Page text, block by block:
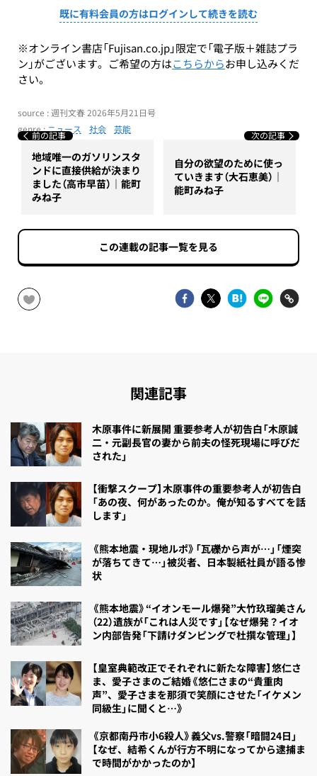
既に有料会員の方はログインして続きを読む
※オンライン書店「Fujisan.co.jp」限定で「電子版＋雑誌プラ
ン」がございます。ご希望の方はこちらからお申し込みくだ
さい。
source : 週刊文春 2026年5月21日号
genre :ニュース 社会 芸能
前の記事
地域唯一のガソリンスタ
ンドに直接供給が決まり
ました（高市早苗）｜能町
みね子
次の記事
自分の欲望のために使っ
ていきます（大石恵美）｜
能町みね子
この連載の記事一覧を見る
関連記事
木原事件に新展開 重要参考人が初告白「木原誠
二・元副長官の妻から前夫の怪死現場に呼びだ
された」
【衝撃スクープ】木原事件の重要参考人が初告白
「あの夜、何があったのか。俺が知るすべてを話
します」
《熊本地震・現地ルポ》「瓦礫から声が…」「煙突
が落ちてきて…」被災者、日本製紙社員が語る惨
状
《熊本地震》“イオンモール爆発”大竹玖瑠美さん
（22）遺族が「これは人災です」【なぜ爆発？イオ
ン内部告発「下請けダンピングで杜撰な管理」】
【皇室典範改正でそれぞれに新たな障害】悠仁さ
ま、愛子さまのご結婚《悠仁さまの“貴重肉
声”、愛子さまを那須で笑顔にさせた「イケメン
同級生」に聞くと…》
《京都南丹市小6殺人》義父vs.警察「暗闘24日」
【なぜ、結希くんが行方不明になってから逮捕ま
で時間がかかったのか】